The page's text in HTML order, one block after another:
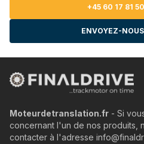
+45 60 17 81 50
ENVOYEZ-
Moteurdetranslation.fr - Si
concernant l'un de nos produits,
contacter à l'adresse